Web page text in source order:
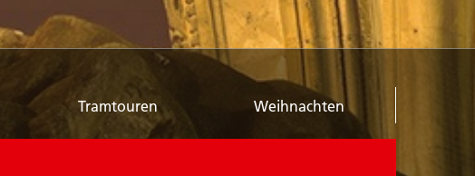
Tramtouren Weihnachten